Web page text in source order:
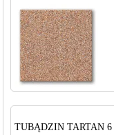
TUBĄDZIN TARTAN 6